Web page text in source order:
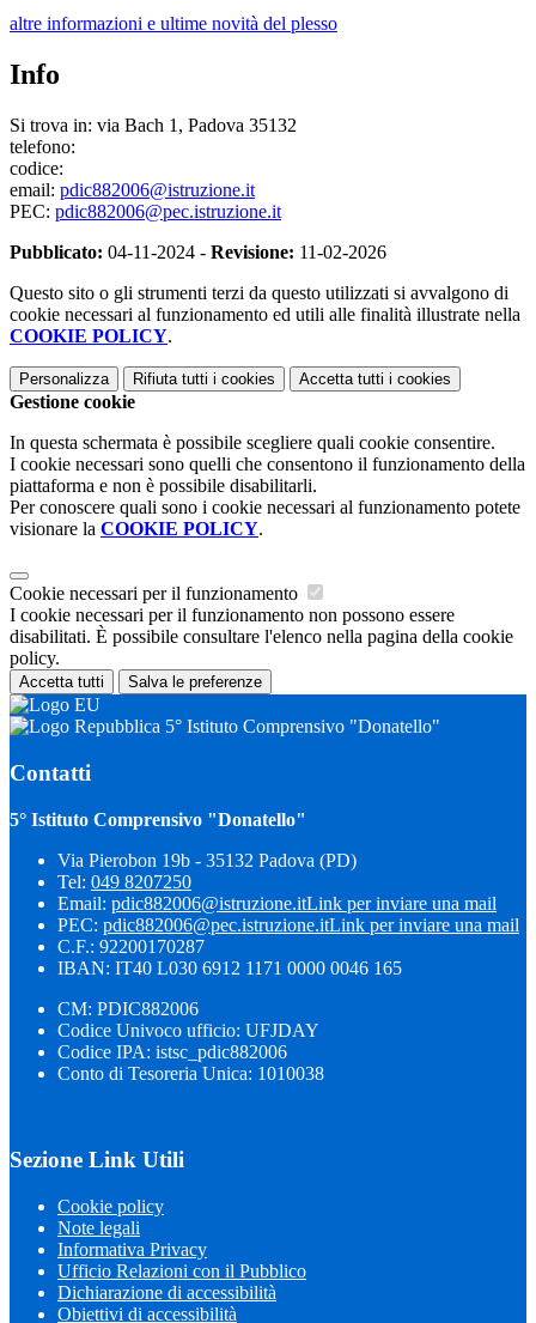
altre informazioni e ultime novità del plesso
Info
Si trova in: via Bach 1, Padova 35132
telefono:
codice:
email: pdic882006@istruzione.it
PEC: pdic882006@pec.istruzione.it
Pubblicato: 04-11-2024 - Revisione: 11-02-2026
Questo sito o gli strumenti terzi da questo utilizzati si avvalgono di
cookie necessari al funzionamento ed utili alle finalità illustrate nella
COOKIE POLICY.
Personalizza Rifiuta tutti i cookies Accetta tutti i cookies
Gestione cookie
In questa schermata è possibile scegliere quali cookie consentire.
I cookie necessari sono quelli che consentono il funzionamento della
piattaforma e non è possibile disabilitarli.
Per conoscere quali sono i cookie necessari al funzionamento potete
visionare la COOKIE POLICY.
Cookie necessari per il funzionamento
I cookie necessari per il funzionamento non possono essere
disabilitati. È possibile consultare l'elenco nella pagina della cookie
policy.
Accetta tutti Salva le preferenze
5° Istituto Comprensivo "Donatello"
Contatti
5° Istituto Comprensivo "Donatello"
Via Pierobon 19b - 35132 Padova (PD)
Tel: 049 8207250
Email: pdic882006@istruzione.itLink per inviare una mail
PEC: pdic882006@pec.istruzione.itLink per inviare una mail
C.F.: 92200170287
IBAN: IT40 L030 6912 1171 0000 0046 165
CM: PDIC882006
Codice Univoco ufficio: UFJDAY
Codice IPA: istsc_pdic882006
Conto di Tesoreria Unica: 1010038
Sezione Link Utili
Cookie policy
Note legali
Informativa Privacy
Ufficio Relazioni con il Pubblico
Dichiarazione di accessibilità
Obiettivi di accessibilità